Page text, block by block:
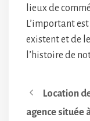
lieux de
L’important
existent et de
l’histoire de
Location
agence située